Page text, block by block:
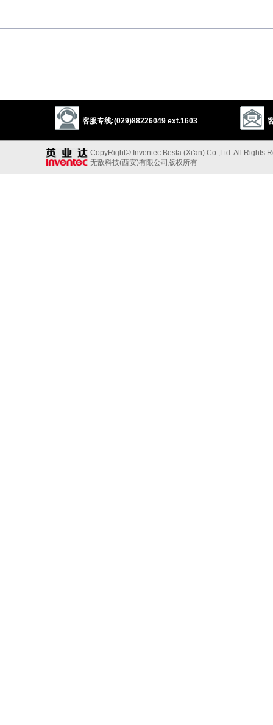
deepen supplement2
shoulder
以上来源于：《英汉大辞典》
客服专线:(029)88226049 ext.1603
CopyRight© Inventec Besta (Xi'an) Co.,Ltd. All Rights
无敌科技(西安)有限公司版权所有